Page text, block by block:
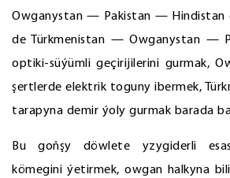
Owganystan — Pakistan — Hindistan
de Türkmenistan — Owganystan —
optiki-süýümli geçirijilerini gurmak,
şertlerde elektrik toguny ibermek,
tarapyna demir ýoly gurmak barada
Bu goňşy döwlete yzygiderli
kömegini ýetirmek, owgan halkyna